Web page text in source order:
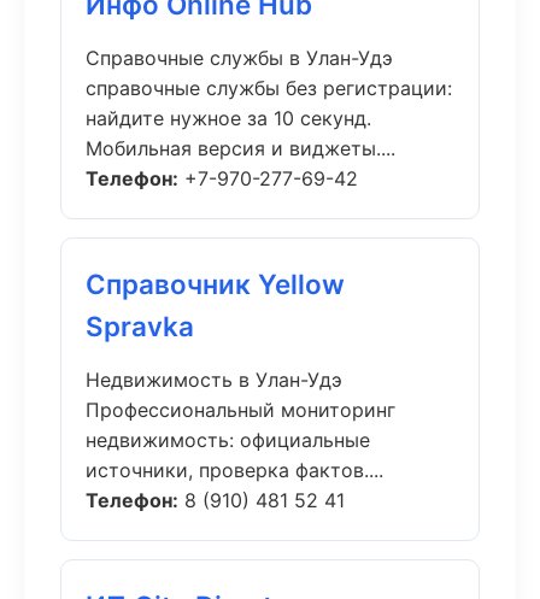
Справочные службы в Улан-Удэ
справочные службы без регистрации:
найдите нужное за 10 секунд.
Мобильная версия и виджеты....
Телефон: +7-970-277-69-42
Справочник Yellow
Spravka
Недвижимость в Улан-Удэ
Профессиональный мониторинг
недвижимость: официальные
источники, проверка фактов....
Телефон: 8 (910) 481 52 41